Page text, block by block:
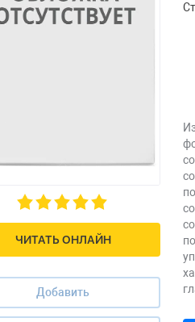
ЧИТАТЬ ОНЛАЙН
Добавить